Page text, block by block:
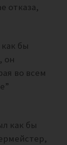
отказа,
бы
он
во всем
как бы